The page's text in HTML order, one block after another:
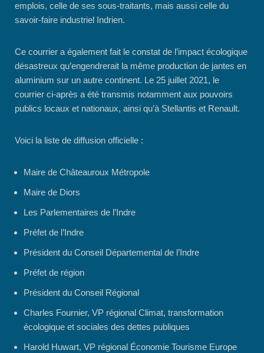
emplois, celle de ses sous-traitants, mais aussi celle du
savoir-faire industriel Indrien.
Ce courrier a également fait le constat de l’impact écologique
désastreux qu’engendrerait la même production de jantes en
aluminium sur un autre continent. Le 25 juillet 2021, le
courrier ci-après a été transmis notamment aux pouvoirs
publics locaux et nationaux, ainsi qu’à Stellantis et Renault.
Voici la liste de diffusion officielle :
Maire de Châteauroux Métropole
Maire de Diors
Les Parlementaires de l’Indre
Préfet de l’Indre
Président du Conseil Départemental de l’Indre
Préfet de région
Président du Conseil Régional
Charles Fournier, VP régional Climat, transformation
écologique et sociales des dettes publiques
Harold Huwart, VP régional Économie Tourisme Europe